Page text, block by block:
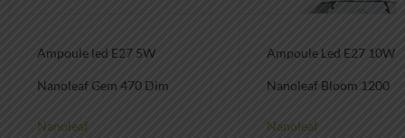
Ampoule led E27 5W
Nanoleaf Gem 470 Dim
Nanoleaf
Ampoule Led E27 10W
Nanoleaf Bloom 1200
Nanoleaf